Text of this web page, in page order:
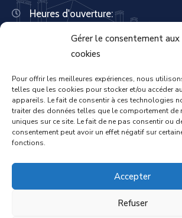
Gérer le consentement aux
cookies
Pour offrir les meilleures expériences, nous
telles que les cookies pour stocker et/ou accéder
appareils. Le fait de consentir à ces technologies
traiter des données telles que le comportement de
uniques sur ce site. Le fait de ne pas consentir ou
consentement peut avoir un effet négatif sur
fonctions.
Accepter
Refuser
Heures d'ouverture:
Mardi : 13:30 – 18:00
Mercredi : 08:30 – 12:00 | 14:00 –
Vendredi : 08:30 – 12:00 | 14:00 –
Samedi : Fermée
Dimanche : Fermée
Mentions légales